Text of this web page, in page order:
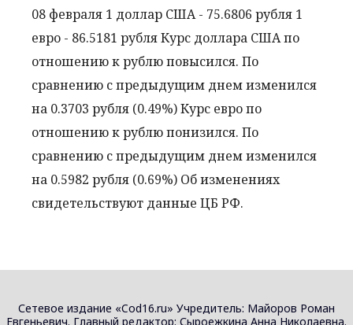
08 февраля 1 доллар США - 75.6806 рубля 1
евро - 86.5181 рубля Курс доллара США по
отношению к рублю повысился. По
сравнению с предыдущим днем изменился
на 0.3703 рубля (0.49%) Курс евро по
отношению к рублю понизился. По
сравнению с предыдущим днем изменился
на 0.5982 рубля (0.69%) Об изменениях
свидетельствуют данные ЦБ РФ.
Сетевое издание «Cod16.ru» Учредитель: Майоров Роман
Евгеньевич. Главный редактор: Сыроежкина Анна Николаевна.